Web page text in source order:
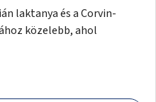
laktanya és a Corvin-
közelebb, ahol